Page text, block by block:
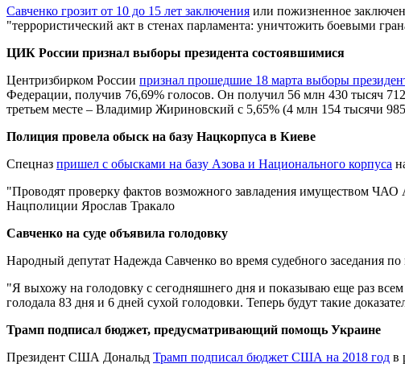
Савченко грозит от 10 до 15 лет заключения или пожизненное
"террористический акт в стенах парламента: уничтожить боевыми
ЦИК России признал выборы президента состоявшимися
Центризбирком России признал прошедшие 18 марта выборы
Федерации, получив 76,69% голосов. Он получил 56 млн 430 тысяч
третьем месте – Владимир Жириновский с 5,65% (4 млн 154 тысячи
Полиция провела обыск на базу Нацкорпуса в Киеве
Спецназ пришел с обысками на базу Азова и Национального корпуса
"Проводят проверку фактов возможного завладения имуществом
Нацполиции Ярослав Тракало
Савченко на суде объявила голодовку
Народный депутат Надежда Савченко во время судебного заседания
"Я выхожу на голодовку с сегодняшнего дня и показываю еще раз
голодала 83 дня и 6 дней сухой голодовки. Теперь будут такие
Трамп подписал бюджет, предусматривающий помощь Украине
Президент США Дональд Трамп подписал бюджет США на 2018 год в